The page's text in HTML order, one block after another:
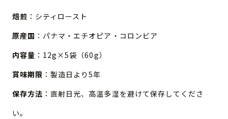
焙煎 ：シティロースト
原産国 ：パナマ・エチオピア・コロンビア
内容量 ：12g×5袋（60g）
賞味期限 ：製造日より5年
保存方法 ：直射日光、高温多湿を避けて保存してくださ
い。